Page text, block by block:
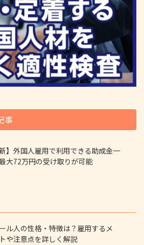
事
新】外国人雇用で利用できる助成金一
大72万円の受け取りが可能
ル人の性格・特徴は？雇用するメ
や注意点を詳しく解説